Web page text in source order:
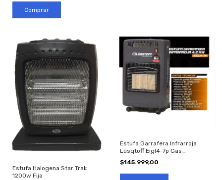
Estufa Halogena Star Trak
1200w Fija
Estufa Garrafera Infrarroja
Lüsqtoff Eigl4-7p Gas
$145.999,00